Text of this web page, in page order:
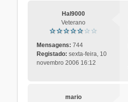
Hal9000
Veterano
Mensagens: 744
Registado: sexta-feira, 10
novembro 2006 16:12
mario